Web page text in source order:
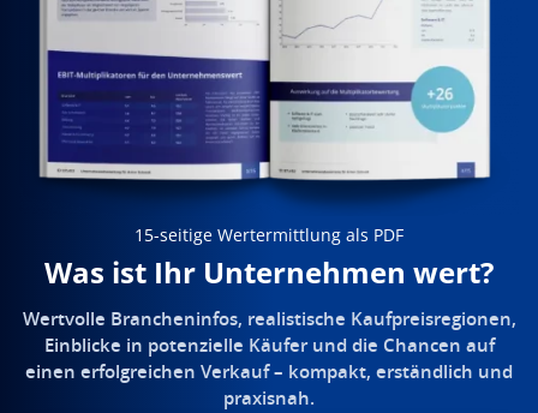
15-seitige Wertermittlung als PDF
Was ist Ihr Unternehmen wert?
Wertvolle Brancheninfos, realistische Kaufpreisregionen,
Einblicke in potenzielle Käufer und die Chancen auf
einen erfolgreichen Verkauf – kompakt, erständlich und
praxisnah.